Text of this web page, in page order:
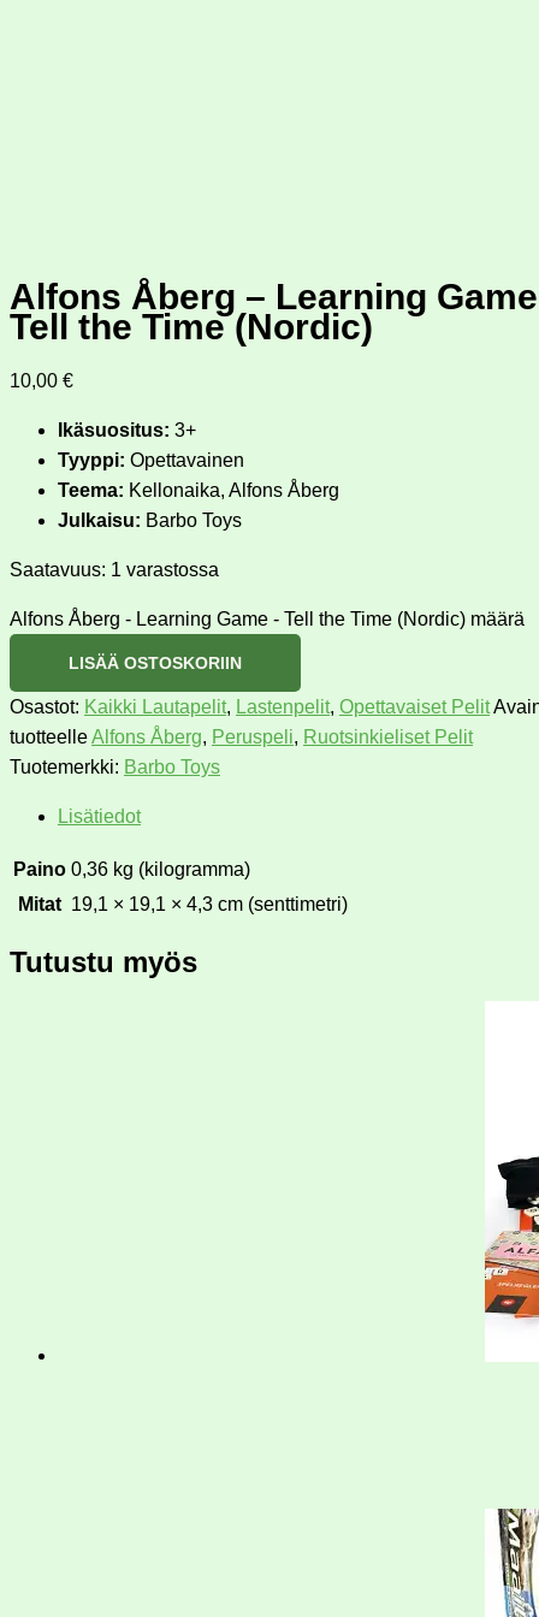
Alfons Åberg – Learning
Tell the Time (Nordic)
10,00 €
Ikäsuositus: 3+
Tyyppi: Opettavainen
Teema: Kellonaika, Alfons Åberg
Julkaisu: Barbo Toys
Saatavuus: 1 varastossa
Alfons Åberg - Learning Game - Tell the Time (Nordic) määrä
LISÄÄ OSTOSKORIIN
Osastot: Kaikki Lautapelit, Lastenpelit, Opettavaiset Pelit
tuotteelleAlfons Åberg, Peruspeli, Ruotsinkieliset Pelit
Tuotemerkki: Barbo Toys
Lisätiedot
Paino 0,36 kg (kilogramma)
Mitat 19,1 × 19,1 × 4,3 cm (senttimetri)
Tutustu myös